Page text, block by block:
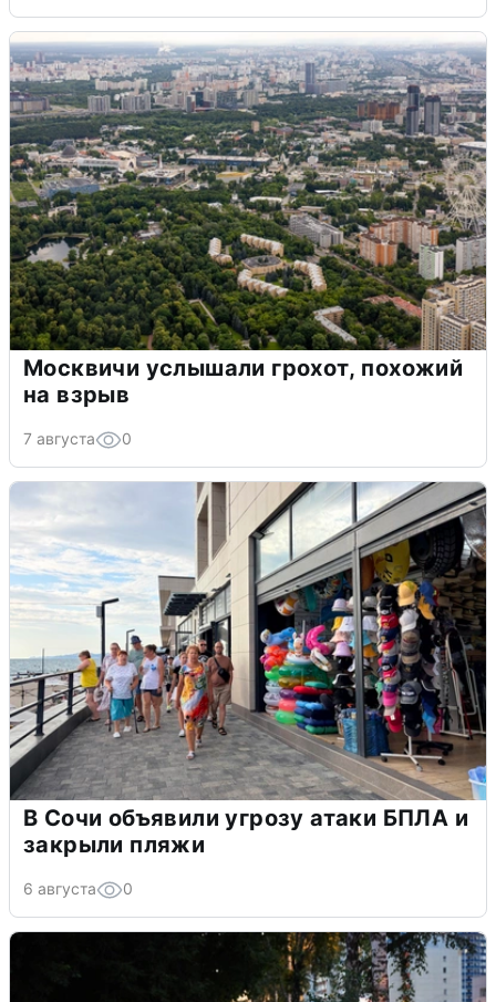
Москвичи услышали грохот, похожий
на взрыв
7 августа 0
В Сочи объявили угрозу атаки БПЛА и
закрыли пляжи
6 августа 0